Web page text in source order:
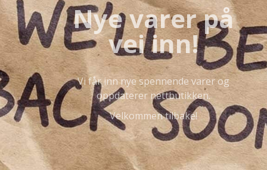
Nye varer på
vei inn!
Vi får inn nye spennende varer og
oppdaterer nettbutikken.
Velkommen tilbake!